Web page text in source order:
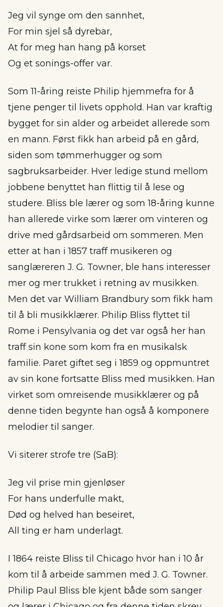
Jeg vil synge om den sannhet,
For min sjel så dyrebar,
At for meg han hang på korset
Og et sonings-offer var.
Som 11-åring reiste Philip hjemmefra for å
tjene penger til livets opphold. Han var kraftig
bygget for sin alder og arbeidet allerede som
en mann. Først fikk han arbeid på en gård,
siden som tømmerhugger og som
sagbruksarbeider. Hver ledige stund mellom
jobbene benyttet han flittig til å lese og
studere. Bliss ble lærer og som 18-åring kunne
han allerede virke som lærer om vinteren og
drive med gårdsarbeid om sommeren. Men
etter at han i 1857 traff musikeren og
sanglæreren J. G. Towner, ble hans interesser
mer og mer trukket i retning av musikken.
Men det var William Brandbury som fikk ham
til å bli musikklærer. Philip Bliss flyttet til
Rome i Pensylvania og det var også her han
traff sin kone som kom fra en musikalsk
familie. Paret giftet seg i 1859 og oppmuntret
av sin kone fortsatte Bliss med musikken. Han
virket som omreisende musikklærer og på
denne tiden begynte han også å komponere
melodier til sanger.
Vi siterer strofe tre (SaB):
Jeg vil prise min gjenløser
For hans underfulle makt,
Død og helved han beseiret,
All ting er ham underlagt.
I 1864 reiste Bliss til Chicago hvor han i 10 år
kom til å arbeide sammen med J. G. Towner.
Philip Paul Bliss ble kjent både som sanger